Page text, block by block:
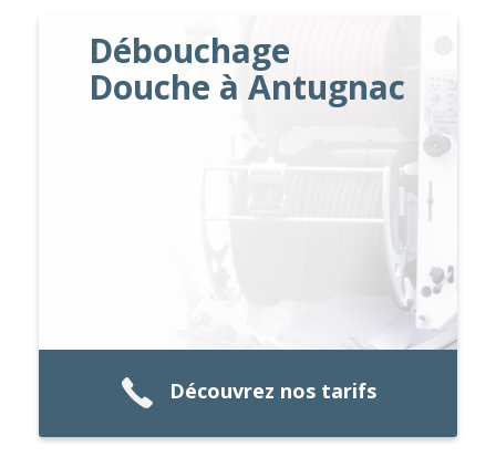
Débouchage
Douche à Antugnac
Découvrez nos tarifs